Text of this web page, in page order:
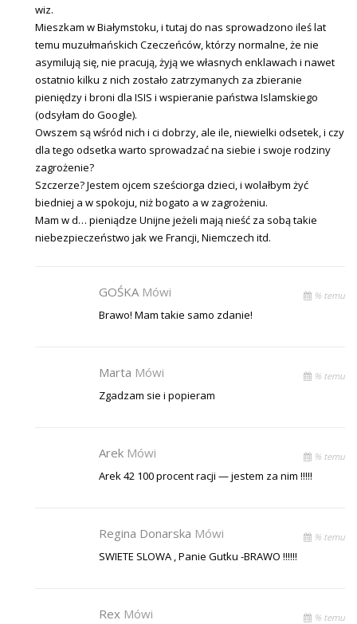
wiz.
Mieszkam w Białymstoku, i tutaj do nas sprowadzono ileś lat
temu muzułmańskich Czeczeńców, którzy normalne, że nie
asymilują się, nie pracują, żyją we własnych enklawach i nawet
ostatnio kilku z nich zostało zatrzymanych za zbieranie
pieniędzy i broni dla ISIS i wspieranie państwa Islamskiego
(odsyłam do Google).
Owszem są wśród nich i ci dobrzy, ale ile, niewielki odsetek, i czy
dla tego odsetka warto sprowadzać na siebie i swoje rodziny
zagrożenie?
Szczerze? Jestem ojcem sześciorga dzieci, i wolałbym żyć
biedniej a w spokoju, niż bogato a w zagrożeniu.
Mam w d… pieniądze Unijne jeżeli mają nieść za sobą takie
niebezpieczeństwo jak we Francji, Niemczech itd.
GOŚKA Mówi % temu
Brawo! Mam takie samo zdanie!
Marta Mówi % temu
Zgadzam sie i popieram
Arek Mówi % temu
Arek 42 100 procent racji — jestem za nim !!!!!
Regina Donarska Mówi % temu
SWIETE SLOWA , Panie Gutku -BRAWO !!!!!!
Rex Mówi % temu